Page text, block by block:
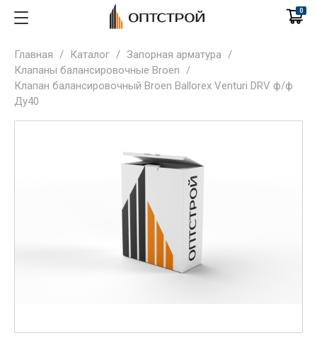
0
Главная / Каталог / Запорная арматура /
Клапаны балансировочные Broen /
Клапан балансировочный Broen Ballorex Venturi DRV ф/ф
Ду40